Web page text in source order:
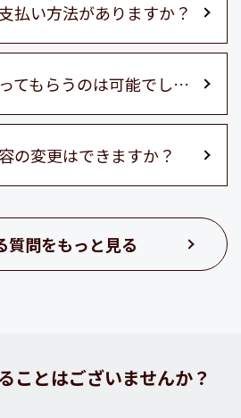
払い方法がありますか？
もらうのは可能でしょうか？
の変更はできますか？
質問をもっと見る
ことはございませんか？